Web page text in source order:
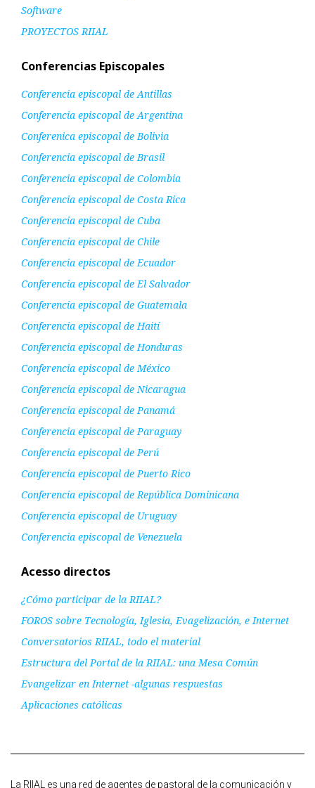
Software
PROYECTOS RIIAL
Conferencias Episcopales
Conferencia episcopal de Antillas
Conferencia episcopal de Argentina
Conferenica episcopal de Bolivia
Conferencia episcopal de Brasil
Conferencia episcopal de Colombia
Conferencia episcopal de Costa Rica
Conferencia episcopal de Cuba
Conferencia episcopal de Chile
Conferencia episcopal de Ecuador
Conferencia episcopal de El Salvador
Conferencia episcopal de Guatemala
Conferencia episcopal de Haití
Conferencia episcopal de Honduras
Conferencia episcopal de México
Conferencia episcopal de Nicaragua
Conferencia episcopal de Panamá
Conferencia episcopal de Paraguay
Conferencia episcopal de Perú
Conferencia episcopal de Puerto Rico
Conferencia episcopal de República Dominicana
Conferencia episcopal de Uruguay
Conferencia episcopal de Venezuela
Acesso directos
¿Cómo participar de la RIIAL?
FOROS sobre Tecnología, Iglesia, Evagelización, e Internet
Conversatorios RIIAL, todo el material
Estructura del Portal de la RIIAL: una Mesa Común
Evangelizar en Internet -algunas respuestas
Aplicaciones católicas
La RIIAL es una red de agentes de pastoral de la comunicación y